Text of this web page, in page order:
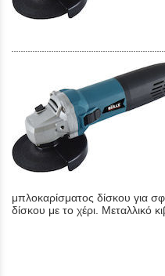
μπλοκαρίσματος δίσκου για
δίσκου με το χέρι. Μεταλλικό